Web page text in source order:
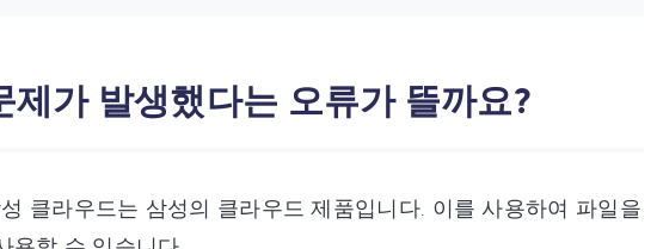
제가 발생했다는 오류가 뜰까요?
클라우드는 삼성의 클라우드 제품입니다. 이를 사용하여 파일을